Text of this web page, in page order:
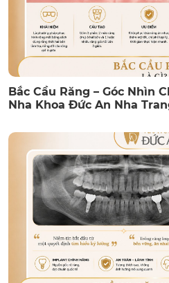
Bắc Cầu Răng – Góc Nhìn
Nha Khoa Đức An Nha